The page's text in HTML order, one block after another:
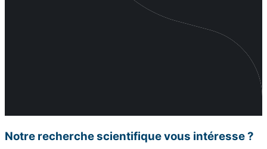
Notre recherche scientifique vous intéresse ?